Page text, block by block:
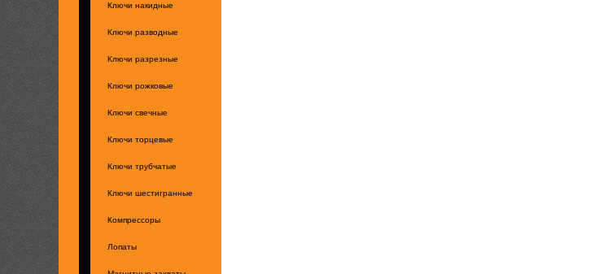
Ключи накидные
Ключи разводные
Ключи разрезные
Ключи рожковые
Ключи свечные
Ключи торцевые
Ключи трубчатые
Ключи шестигранные
Компрессоры
Лопаты